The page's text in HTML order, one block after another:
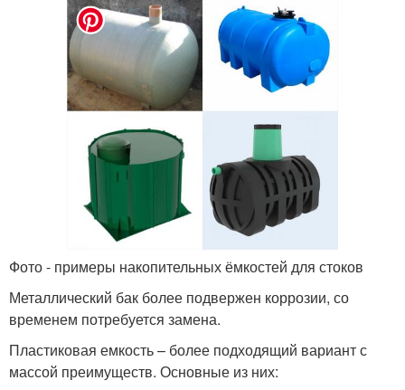
Фото - примеры накопительных ёмкостей для стоков
Металлический бак более подвержен коррозии, со
временем потребуется замена.
Пластиковая емкость – более подходящий вариант с
массой преимуществ. Основные из них: